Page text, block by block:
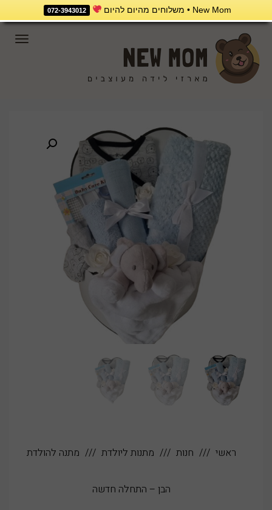
New Mom • משלוחים מהיום להיום 072-3943012
ראשי חנות מתנות ליולדת מתנה להולדת
הבן – התחלה חדשה